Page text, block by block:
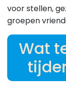
voor stellen,
groepen
Wat